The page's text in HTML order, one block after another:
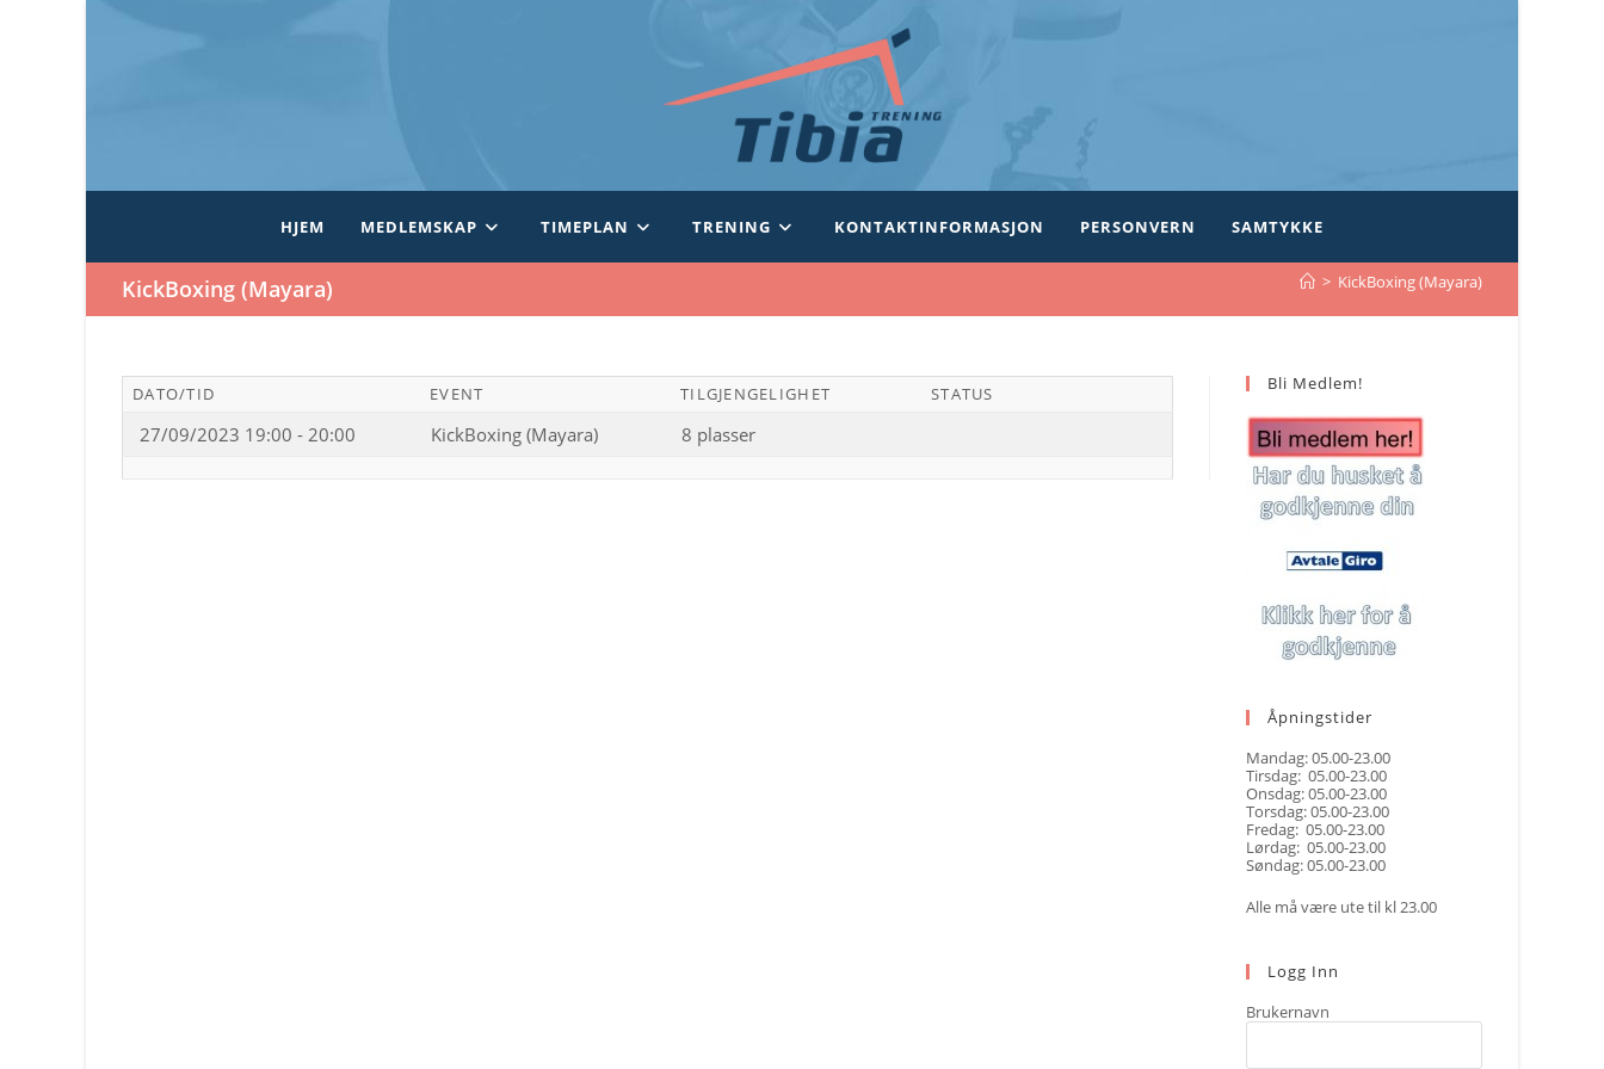
HJEM MEDLEMSKAP TIMEPLAN TRENING KONTAKTINFORMASJON PERSONVERN SAMTYKKE
KickBoxing (Mayara) > KickBoxing (Mayara)
DATO/TID EVENT TILGJENGELIGHET STATUS
27/09/2023 19:00 - 20:00 KickBoxing (Mayara) 8 plasser
Bli Medlem!
Åpningstider
Mandag: 05.00-23.00
Tirsdag: 05.00-23.00
Onsdag: 05.00-23.00
Torsdag: 05.00-23.00
Fredag: 05.00-23.00
Lørdag: 05.00-23.00
Søndag: 05.00-23.00
Alle må være ute til kl 23.00
Logg Inn
Brukernavn